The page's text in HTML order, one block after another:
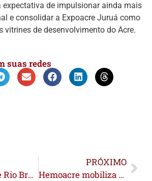
expectativa de impulsionar ainda mais
e consolidar a Expoacre Juruá como
vitrines de desenvolvimento do Acre.
suas redes
Prefeitura de Rio Branco realiza segundo mutirão de ultrassonografias e atende 120 pessoas
PRÓXIMO
Hemoacre mobiliza população em celebração ao Dia Mundial do Doador de Sangue